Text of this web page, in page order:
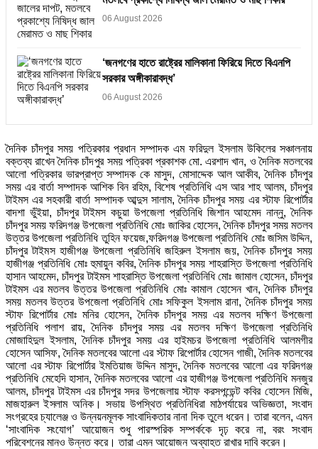
06 August 2026
‘জনগণের হাতে রাষ্ট্রের মালিকানা ফিরিয়ে দিতে বিএনপি
সরকার অঙ্গীকারাবদ্ধ’
06 August 2026
দৈনিক চাঁদপুর সময় পত্রিকার প্রধান সম্পাদক এম ফরিদুল ইসলাম উকিলের সঞ্চালনায়
বক্তব্য রাখেন দৈনিক চাঁদপুর সময় পত্রিকা প্রকাশক মো. এরশাদ খান, ও দৈনিক মতলবের
আলো পত্রিকার ভারপ্রাপ্ত সম্পাদক কে মাসুদ, মোসাদ্দেক আল আকীব, দৈনিক চাঁদপুর
সময় এর বার্তা সম্পাদক আশিক বিন রহিম, বিশেষ প্রতিনিধি এস আর শাহ আলম, চাঁদপুর
টাইমস এর সহকারী বার্তা সম্পাদক আব্দুস সালাম, দৈনিক চাঁদপুর সময় এর স্টাফ রিপোর্টার
বাদশা ভুঁইয়া, চাঁদপুর টাইমস কচুয়া উপজেলা প্রতিনিধি জিশান আহমেদ নান্নু, দৈনিক
চাঁদপুর সময় ফরিদগঞ্জ উপজেলা প্রতিনিধি মোঃ জাকির হোসেন, দৈনিক চাঁদপুর সময় মতলব
উত্তর উপজেলা প্রতিনিধি তুহিন ফয়েজ,ফরিদগঞ্জ উপজেলা প্রতিনিধি মোঃ জসিম উদ্দিন,
চাঁদপুর টাইমস হাজীগঞ্জ উপজেলা প্রতিনিধি জহিরুল ইসলাম জয়, দৈনিক চাঁদপুর সময়
হাজীগঞ্জ প্রতিনিধি মোঃ হুমায়ুন কবির, দৈনিক চাঁদপুর সময় শাহরাস্তি উপজেলা প্রতিনিধি
হাসান আহমেদ, চাঁদপুর টাইমস শাহরাস্তি উপজেলা প্রতিনিধি মোঃ জামাল হোসেন, চাঁদপুর
টাইমস এর মতলব উত্তর উপজেলা প্রতিনিধি মোঃ কামাল হোসেন খান, দৈনিক চাঁদপুর
সময় মতলব উত্তর উপজেলা প্রতিনিধি মোঃ সফিকুল ইসলাম রানা, দৈনিক চাঁদপুর সময়
স্টাফ রিপোর্টার মোঃ মনির হোসেন, দৈনিক চাঁদপুর সময় এর মতলব দক্ষিণ উপজেলা
প্রতিনিধি পলাশ রায়, দৈনিক চাঁদপুর সময় এর মতলব দক্ষিণ উপজেলা প্রতিনিধি
মোজাহিদুল ইসলাম, দৈনিক চাঁদপুর সময় এর হাইমচর উপজেলা প্রতিনিধি আলমগীর
হোসেন আসিফ, দৈনিক মতলবের আলো এর স্টাফ রিপোর্টার হোসেন গাজী, দৈনিক মতলবের
আলো এর স্টাফ রিপোর্টার ইমতিয়াজ উদ্দিন মাসুদ, দৈনিক মতলবের আলো এর ফরিদগঞ্জ
প্রতিনিধি মেহেদি হাসান, দৈনিক মতলবের আলো এর হাজীগঞ্জ উপজেলা প্রতিনিধি মনজুর
আলম, চাঁদপুর টাইমস এর চাঁদপুর সদর উপজেলায় স্টাফ করসপন্ডেন্ট কবির হোসেন মিজি,
মাজহারুল ইসলাম অনিক। সভায় উপস্থিত প্রতিনিধিরা মাঠপর্যায়ের অভিজ্ঞতা, সংবাদ
সংগ্রহের চ্যালেঞ্জ ও উন্নয়নমূলক সাংবাদিকতার নানা দিক তুলে ধরেন। তারা বলেন, এমন
‘সাংবাদিক সংযোগ’ আয়োজন শুধু পারস্পরিক সম্পর্ককে দৃঢ় করে না, বরং সংবাদ
পরিবেশনের মানও উন্নত করে। তারা এমন আয়োজন অব্যাহত রাখার দাবি করেন।